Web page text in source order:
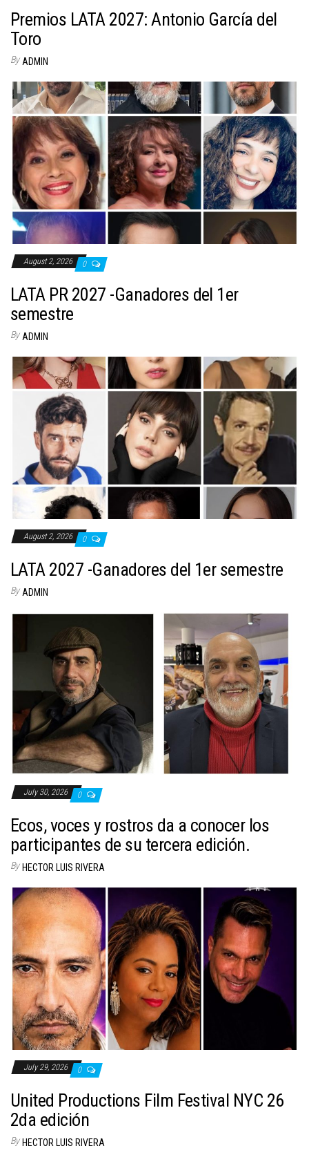
Premios LATA 2027: Antonio García del
Toro
By ADMIN
August 2, 2026 0
LATA PR 2027 -Ganadores del 1er
semestre
By ADMIN
August 2, 2026 0
LATA 2027 -Ganadores del 1er semestre
By ADMIN
July 30, 2026 0
Ecos, voces y rostros da a conocer los
participantes de su tercera edición.
By HECTOR LUIS RIVERA
July 29, 2026 0
United Productions Film Festival NYC 26
2da edición
By HECTOR LUIS RIVERA